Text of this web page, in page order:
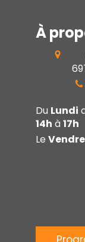
À
Du Lundi
14h à17h
Le